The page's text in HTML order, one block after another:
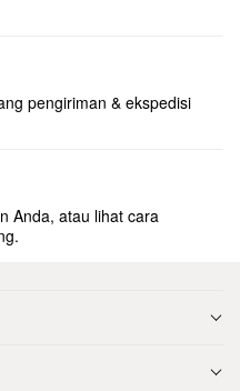
pengiriman & ekspedisi
Anda, atau lihat cara